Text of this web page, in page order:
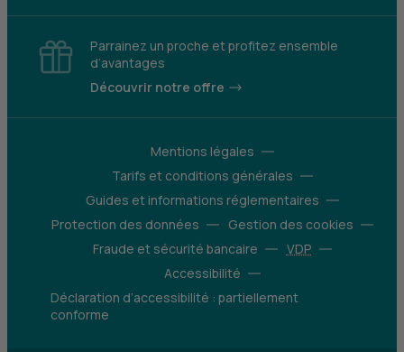
Parrainez un proche et profitez ensemble
d’avantages
Découvrir notre offre
Mentions légales
Tarifs et conditions générales
Guides et informations réglementaires
Protection des données
Gestion des cookies
Fraude et sécurité bancaire
VDP
Accessibilité
Déclaration d’accessibilité : partiellement
conforme